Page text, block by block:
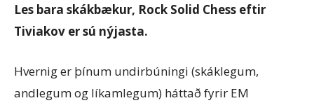
Les bara skákbækur, Rock Solid Chess eftir
Tiviakov er sú nýjasta.
Hvernig er þínum undirbúningi (skáklegum,
andlegum og líkamlegum) háttað fyrir EM